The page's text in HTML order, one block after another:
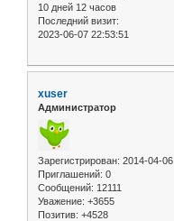
10 дней 12 часов
Последний визит:
2023-06-07 22:53:51
xuser
Администратор
Зарегистрирован: 2014-04-06
Приглашений: 0
Сообщений: 12111
Уважение: +3655
Позитив: +4528